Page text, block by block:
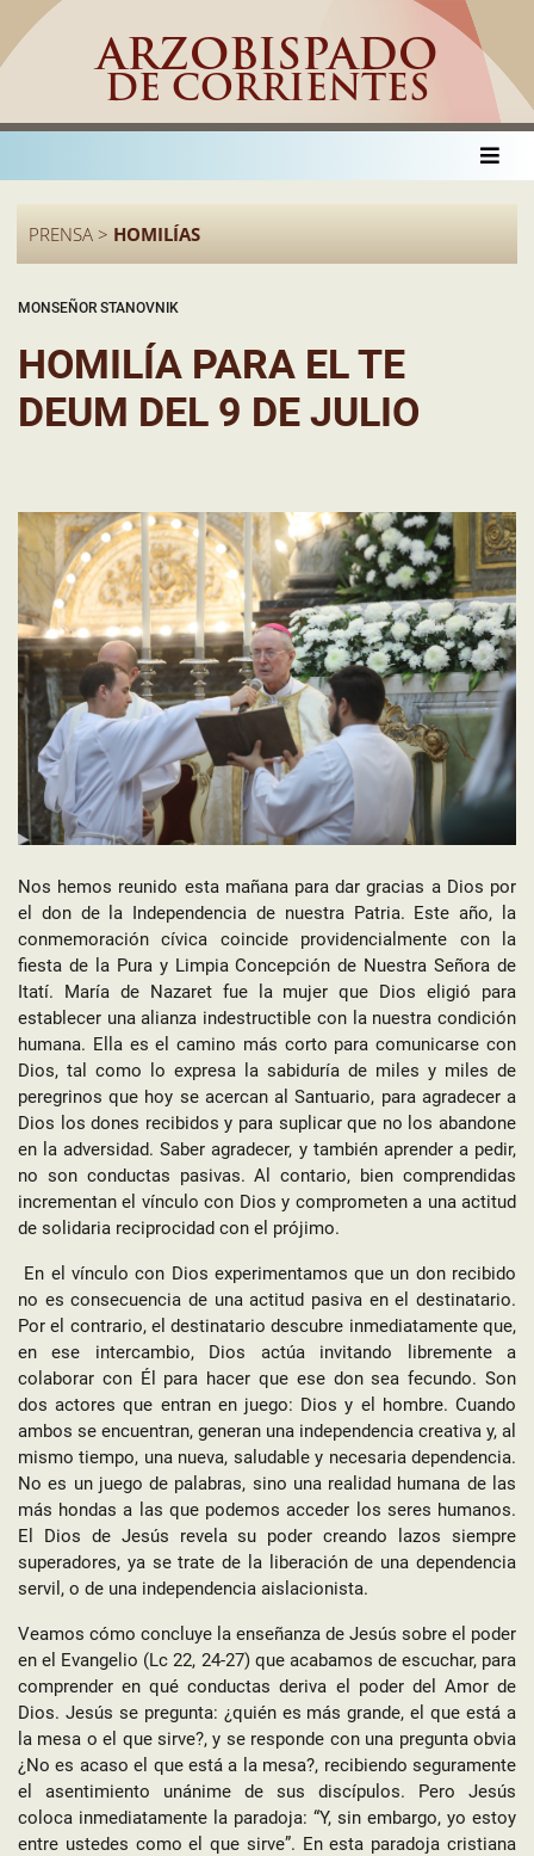
ARZOBISPADO
DE CORRIENTES
PRENSA > HOMILÍAS
MONSEÑOR STANOVNIK
HOMILÍA PARA EL TE
DEUM DEL 9 DE JULIO
Nos hemos reunido esta mañana para dar gracias a Dios por
el don de la Independencia de nuestra Patria. Este año, la
conmemoración cívica coincide providencialmente con la
fiesta de la Pura y Limpia Concepción de Nuestra Señora de
Itatí. María de Nazaret fue la mujer que Dios eligió para
establecer una alianza indestructible con la nuestra condición
humana. Ella es el camino más corto para comunicarse con
Dios, tal como lo expresa la sabiduría de miles y miles de
peregrinos que hoy se acercan al Santuario, para agradecer a
Dios los dones recibidos y para suplicar que no los abandone
en la adversidad. Saber agradecer, y también aprender a pedir,
no son conductas pasivas. Al contario, bien comprendidas
incrementan el vínculo con Dios y comprometen a una actitud
de solidaria reciprocidad con el prójimo.
En el vínculo con Dios experimentamos que un don recibido
no es consecuencia de una actitud pasiva en el destinatario.
Por el contrario, el destinatario descubre inmediatamente que,
en ese intercambio, Dios actúa invitando libremente a
colaborar con Él para hacer que ese don sea fecundo. Son
dos actores que entran en juego: Dios y el hombre. Cuando
ambos se encuentran, generan una independencia creativa y, al
mismo tiempo, una nueva, saludable y necesaria dependencia.
No es un juego de palabras, sino una realidad humana de las
más hondas a las que podemos acceder los seres humanos.
El Dios de Jesús revela su poder creando lazos siempre
superadores, ya se trate de la liberación de una dependencia
servil, o de una independencia aislacionista.
Veamos cómo concluye la enseñanza de Jesús sobre el poder
en el Evangelio (Lc 22, 24-27) que acabamos de escuchar, para
comprender en qué conductas deriva el poder del Amor de
Dios. Jesús se pregunta: ¿quién es más grande, el que está a
la mesa o el que sirve?, y se responde con una pregunta obvia
¿No es acaso el que está a la mesa?, recibiendo seguramente
el asentimiento unánime de sus discípulos. Pero Jesús
coloca inmediatamente la paradoja: “Y, sin embargo, yo estoy
entre ustedes como el que sirve”. En esta paradoja cristiana